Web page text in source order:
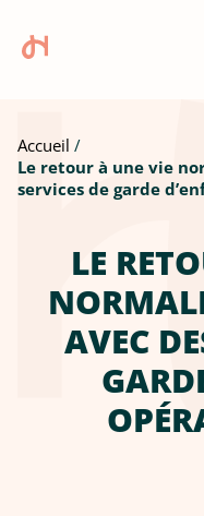
Accueil
Le retour à une vie
services de garde
LE
AVEC